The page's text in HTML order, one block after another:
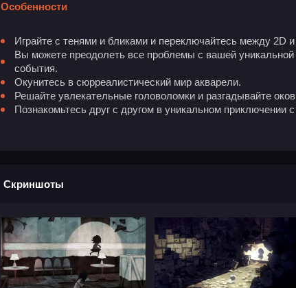
Особенности
Играйте с тенями и бликами и переключайтесь между 2D
Вы можете преодолеть все проблемы с вашей
события.
Окунитесь в сюрреалистический мир акварели.
Решайте увлекательные головоломки и разгадывайте
Познакомьтесь друг с другом в уникальном приключении
Скриншоты